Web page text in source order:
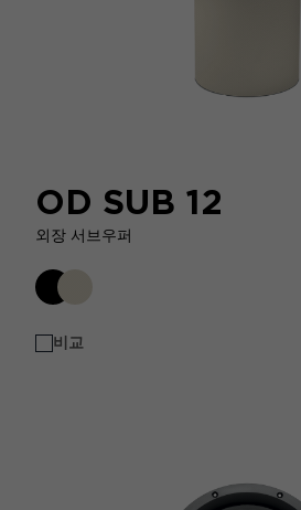
OD SUB 12
외장 서브우퍼
비교